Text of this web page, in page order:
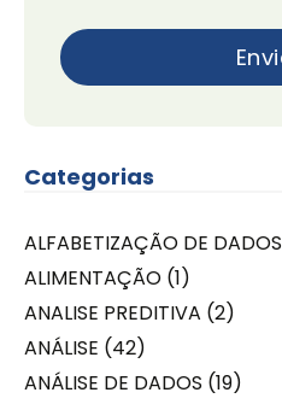
Categorias
ALFABETIZAÇÃO DE DADOS
ALIMENTAÇÃO (1)
ANALISE PREDITIVA (2)
ANÁLISE (42)
ANÁLISE DE DADOS (19)